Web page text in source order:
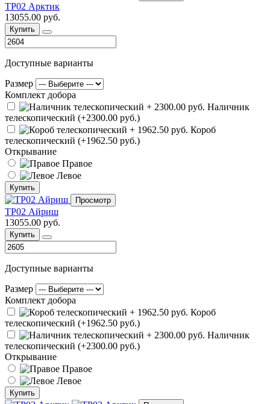
ТР02 Арктик
13055.00 руб.
Купить
Доступные варианты
Размер
Комплект добора
Наличник
телескопический (+2300.00 руб.)
Короб
телескопический (+1962.50 руб.)
Открывание
Правое
Левое
Купить
Просмотр
ТР02 Айриш
13055.00 руб.
Купить
Доступные варианты
Размер
Комплект добора
Короб
телескопический (+1962.50 руб.)
Наличник
телескопический (+2300.00 руб.)
Открывание
Правое
Левое
Купить